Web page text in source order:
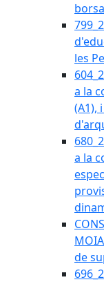
les
a la
(A1),
a la
de